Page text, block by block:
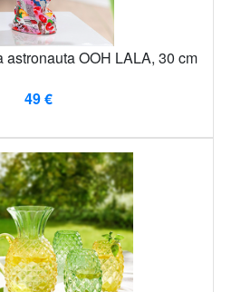
astronauta OOH LALA, 30 cm
49 €